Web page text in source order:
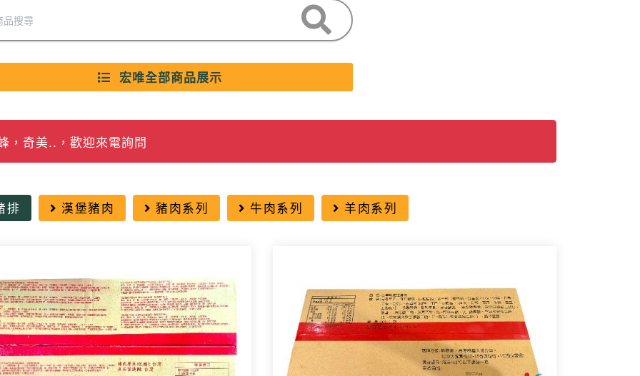
宏唯全部商品展示
，奇美..，歡迎來電詢問
排 漢堡豬肉 豬肉系列 牛肉系列 羊肉系列